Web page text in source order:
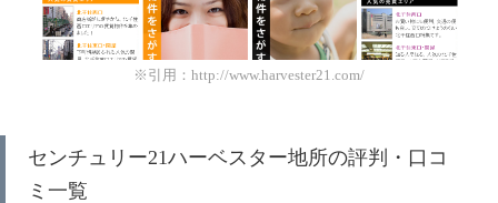
※引用：http://www.harvester21.com/
センチュリー21ハーベスター地所の評判・口コ
ミ一覧